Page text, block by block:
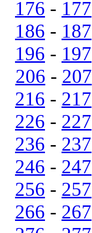
176 - 177
186 - 187
196 - 197
206 - 207
216 - 217
226 - 227
236 - 237
246 - 247
256 - 257
266 - 267